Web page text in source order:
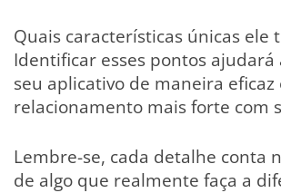
Quais características únicas ele
Identificar esses pontos ajudará
seu aplicativo de maneira eficaz
relacionamento mais forte com
Lembre-se, cada detalhe conta
de algo que realmente faça a